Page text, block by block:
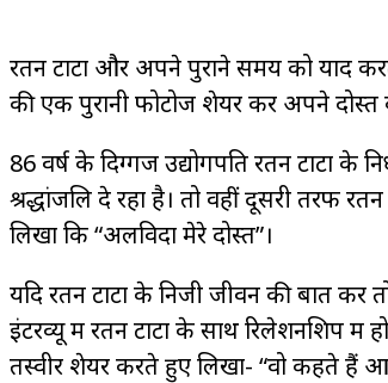
रतन टाटा और अपने पुराने समय को याद
की एक पुरानी फोटोज शेयर कर अपने दोस्त
86 वर्ष के दिग्गज उद्योगपति रतन टाटा
श्रद्धांजलि दे रहा है। तो वहीं दूसरी तरफ
लिखा कि “अलविदा मेरे दोस्त”।
यदि रतन टाटा के निजी जीवन की बात करें
इंटरव्यू में रतन टाटा के साथ रिलेशनशिप में
तस्वीर शेयर करते हुए लिखा- “वो कहते